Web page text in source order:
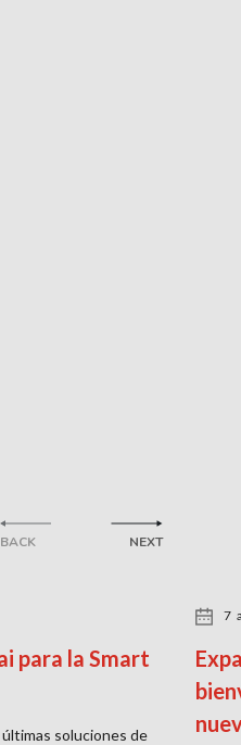
BACK
para la Smart
soluciones de
7
NEXT